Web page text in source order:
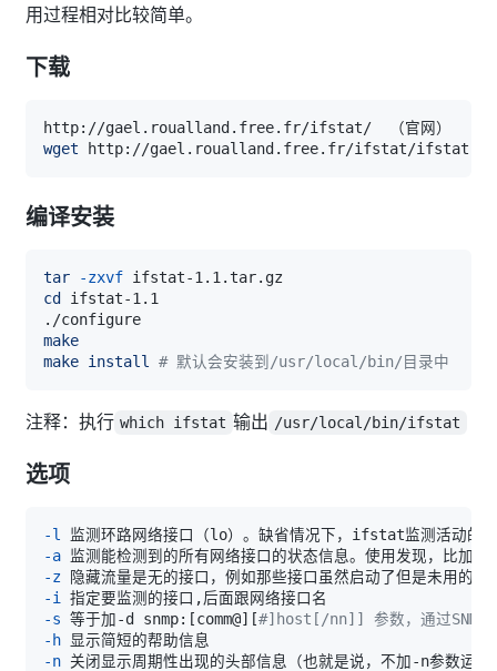
用过程相对比较简单。
下载
wget
编译安装
tar -zxvf
cd
make
make install # 默认会安装到/usr/local/bin/目录中
注释：执行 which ifstat 输出 /usr/local/bin/ifstat
选项
-l
-a 监测能检测到的所有网络接口的状态信息。使用发现，比
-z
-i
-s 等于加-d snmp: [comm@] [#]host[/nn]] 参数，通过SNMP
-h
-n